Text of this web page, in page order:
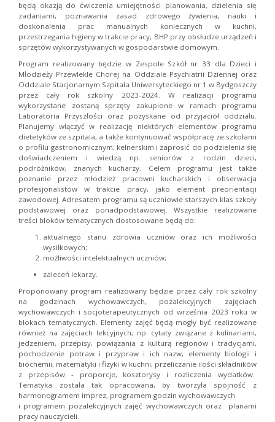
będą okazją do ćwiczenia umiejętności planowania, dzielenia się
zadaniami, poznawania zasad zdrowego żywienia, nauki i
doskonalenia prac manualnych koniecznych w kuchni,
przestrzegania higieny w trakcie pracy, BHP przy obsłudze urządzeń i
sprzętów wykorzystywanych w gospodarstwie domowym.
Program realizowany będzie w Zespole Szkół nr 33 dla Dzieci i
Młodzieży Przewlekle Chorej na Oddziale Psychiatrii Dziennej oraz
Oddziale Stacjonarnym Szpitala Uniwersyteckiego nr 1 w Bydgoszczy
przez cały rok szkolny 2023-2024. W realizacji programu
wykorzystane zostaną sprzęty zakupione w ramach programu
Laboratoria Przyszłości oraz pozyskane od przyjaciół oddziału.
Planujemy włączyć w realizację niektórych elementów programu
dietetyków ze szpitala, a także kontynuować współpracę ze szkołami
o profilu gastronomicznym, kelnerskim i zaprosić do podzielenia się
doświadczeniem i wiedzą np. seniorów z rodzin dzieci,
podróżników, znanych kucharzy. Celem programu jest także
poznanie przez młodzież pracowni kucharskich i obserwacja
profesjonalistów w trakcie pracy, jako element preorientacji
zawodowej. Adresatem programu są uczniowie starszych klas szkoły
podstawowej oraz ponadpodstawowej. Wszystkie realizowane
treści bloków tematycznych dostosowane będą do:
aktualnego stanu zdrowia uczniów oraz ich możliwości
wysiłkowych;
możliwości intelektualnych uczniów;
zaleceń lekarzy.
Proponowany program realizowany będzie przez cały rok szkolny
na godzinach wychowawczych, pozalekcyjnych zajęciach
wychowawczych i socjoterapeutycznych od września 2023 roku w
blokach tematycznych. Elementy zajęć będą mogły być realizowane
również na zajęciach lekcyjnych; np. cytaty związane z kulinariami,
jedzeniem, przepisy, powiązania z kulturą regionów i tradycjami,
pochodzenie potraw i przypraw i ich nazw, elementy biologii i
biochemii, matematyki i fizyki w kuchni, przeliczanie ilości składników
z przepisów - proporcje, kosztorysy i rozliczenia wydatków.
Tematyka została tak opracowana, by tworzyła spójność z
harmonogramem imprez, programem godzin wychowawczych
i programem pozalekcyjnych zajęć wychowawczych oraz planami
pracy nauczycieli.